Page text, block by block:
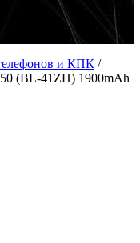
и КПК /
(BL-41ZH) 1900mAh